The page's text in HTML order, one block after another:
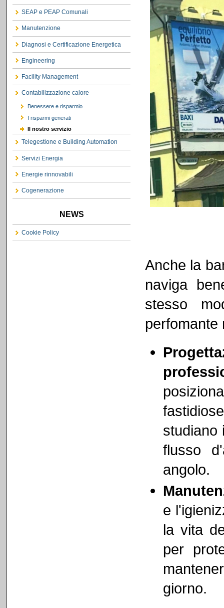
SEAP e PEAP Comunali
Manutenzione
Diagnosi e Certificazione Energetica
Engineering
Facility Management
Contabilizzazione calore
Benessere e risparmio
I risparmi generati
Il nostro servizio
Telegestione e Building Automation
Servizi Energia
Energie rinnovabili
Cogenerazione
NEWS
Cookie Policy
Anche la
naviga
stesso
perfomante
studiano
flusso
angolo.
e
la vita
per
giorno.